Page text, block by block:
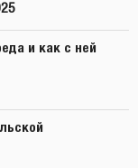
и как с ней